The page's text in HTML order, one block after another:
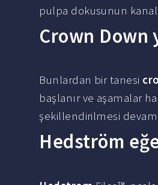
pulpa dokusunun
Crown Down
Bunlardan bir tanesi
başlanır ve aşamalar
şekillendirilmesi
Hedström